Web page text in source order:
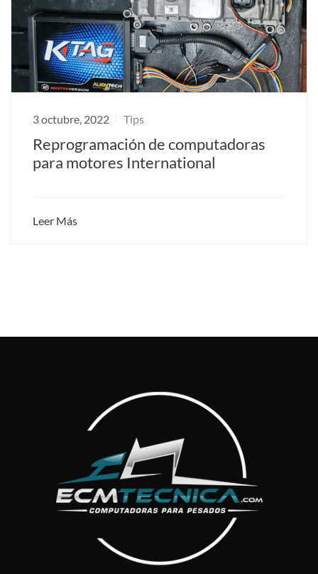
3 octubre, 2022 Tips
Reprogramación de computadoras
para motores International
Leer Más